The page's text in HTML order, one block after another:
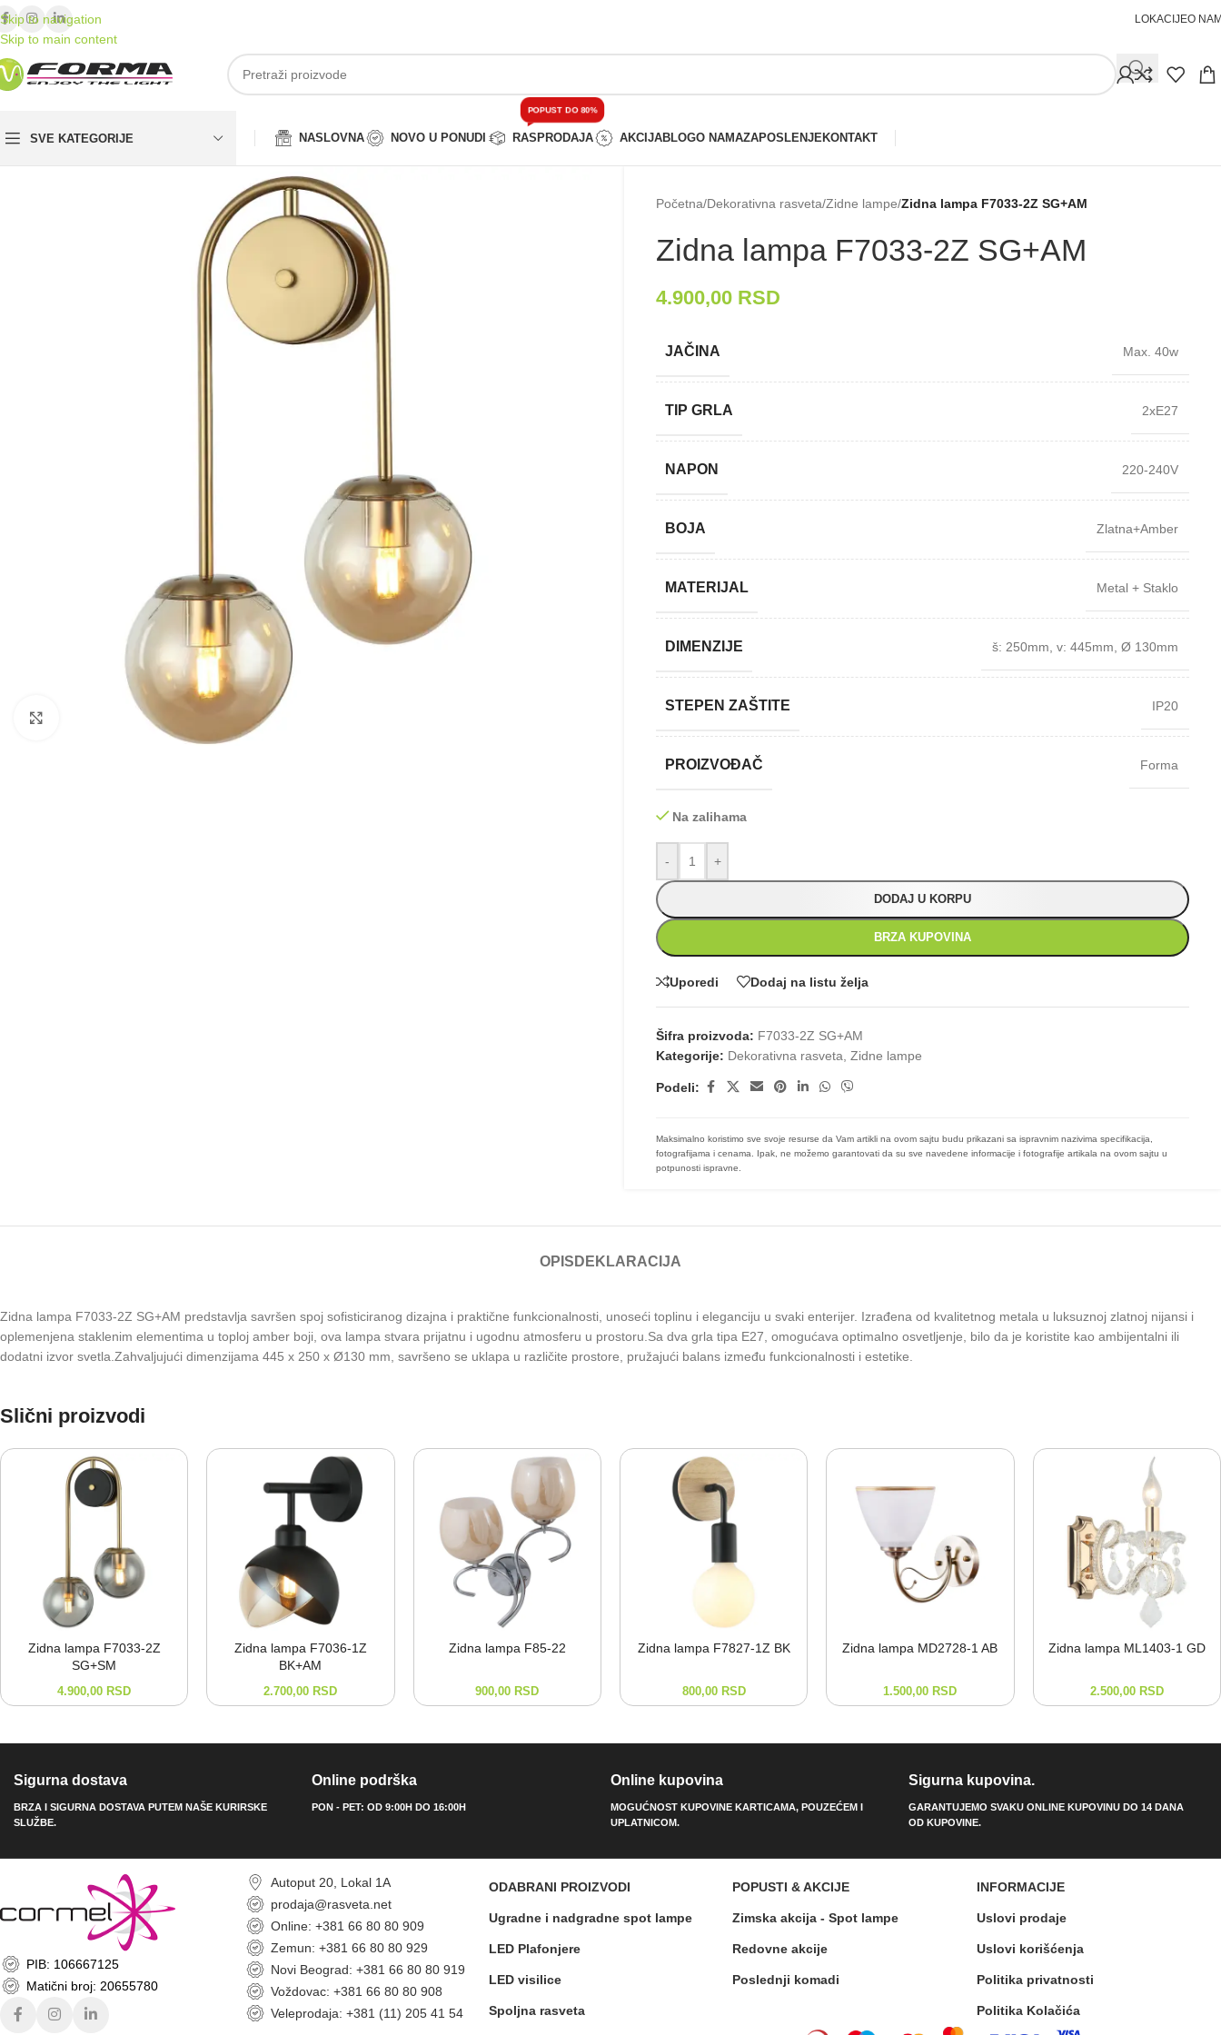
Skip to navigation
Skip to main content
LOKACIJEO
SVE KATEGORIJE NASLOVNA NOVO U PONUDI RASPRODAJA
POPUST DO 80%
AKCIJABLOGO NAMAZAPOSLENJEKONTAKT
Klikni da uveličaš
Početna/Dekorativna rasveta/Zidne lampe/Zidna lampa F7033-⁠2Z SG+AM
Zidna lampa F7033-⁠2Z SG+AM
4.900,00 RSD
JAČINA Max. 40w
TIP GRLA 2xE27
NAPON 220-240V
BOJA Zlatna+Amber
MATERIJAL Metal + Staklo
DIMENZIJE š: 250mm v: 445mm Ø 130mm
STEPEN ZAŠTITE IP20
PROIZVOĐAČ Forma
Na zalihama
- +
DODAJ U KORPU
BRZA KUPOVINA
Uporedi Dodaj na listu želja
Šifra proizvoda: F7033-2Z SG+AM
Kategorije: Dekorativna rasveta Zidne lampe
Podeli:
Maksimalno koristimo sve svoje resurse da Vam artikli na ovom sajtu budu prikazani sa ispravnim nazivima specifikacija,
fotografijama i cenama. Ipak, ne možemo garantovati da su sve navedene informacije i fotografije artikala na ovom sajtu u
potpunosti ispravne.
OPIS DEKLARACIJA
Zidna lampa F7033-2Z SG+AM predstavlja savršen spoj sofisticiranog dizajna i praktične funkcionalnosti, unoseći toplinu i eleganciju u svaki enterijer. Izrađena od kvalitetnog metala u luksuznoj zlatnoj nijansi i
oplemenjena staklenim elementima u toploj amber boji, ova lampa stvara prijatnu i ugodnu atmosferu u prostoru.Sa dva grla tipa E27, omogućava optimalno osvetljenje, bilo da je koristite kao ambijentalni ili
dodatni izvor svetla.Zahvaljujući dimenzijama 445 x 250 x Ø130 mm, savršeno se uklapa u različite prostore, pružajući balans između funkcionalnosti i estetike.
Slični proizvodi
Zidna lampa F7033-⁠2Z
SG+SM
4.900,00 RSD
Zidna lampa F7036-⁠1Z
BK+AM
2.700,00 RSD
Zidna lampa F85-⁠22
900,00 RSD
Zidna lampa F7827-⁠1Z BK
800,00 RSD
Zidna lampa MD2728-⁠1 AB
1.500,00 RSD
Zidna lampa ML1403-⁠1 GD
2.500,00 RSD
Sigurna dostava
BRZA I SIGURNA DOSTAVA PUTEM NAŠE KURIRSKE
SLUŽBE.
Online podrška
PON - PET: OD 9:00H DO 16:00H
Online kupovina
MOGUĆNOST KUPOVINE KARTICAMA, POUZEĆEM I
UPLATNICOM.
Sigurna kupovina.
GARANTUJEMO SVAKU ONLINE KUPOVINU DO 14 DANA
OD KUPOVINE.
PIB: 106667125
Matični broj: 20655780
Autoput 20, Lokal 1A
prodaja@rasveta.net
Online: +381 66 80 80 909
Zemun: +381 66 80 80 929
Novi Beograd: +381 66 80 80 919
Voždovac: +381 66 80 80 908
Veleprodaja: +381 (11) 205 41 54
ODABRANI PROIZVODI
Ugradne i nadgradne spot lampe
LED Plafonjere
LED visilice
Spoljna rasveta
POPUSTI & AKCIJE
Zimska akcija - Spot lampe
Redovne akcije
Poslednji komadi
INFORMACIJE
Uslovi prodaje
Uslovi korišćenja
Politika privatnosti
Politika Kolačića